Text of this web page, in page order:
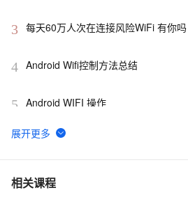
3 每天60万人次在连接风险WiFi 有你吗
4 Android Wifi控制方法总结
5 Android WIFI 操作
6 [Android Pro] 监听WIFI 打开广播
7 如何在 Linux 中使用 nmcli 连接 WiFi？
相关课程